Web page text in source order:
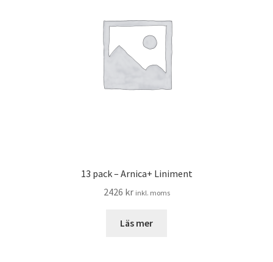
13 pack – Arnica+ Liniment
2426 kr inkl. moms
Läs mer